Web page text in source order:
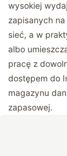
wysokiej
zapisanych
sieć, a w
albo
pracę z
dostępem do
magazynu
zapasowej.